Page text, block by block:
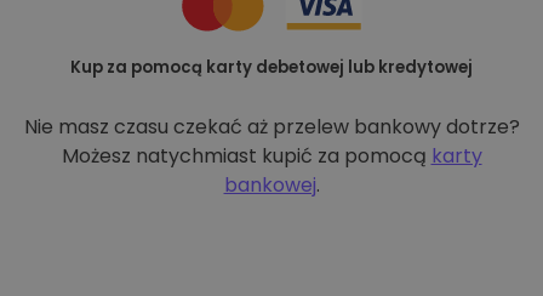
Kup za pomocą karty debetowej lub kredytowej
Nie masz czasu czekać aż przelew bankowy dotrze?
Możesz natychmiast kupić za pomocą karty
bankowej.